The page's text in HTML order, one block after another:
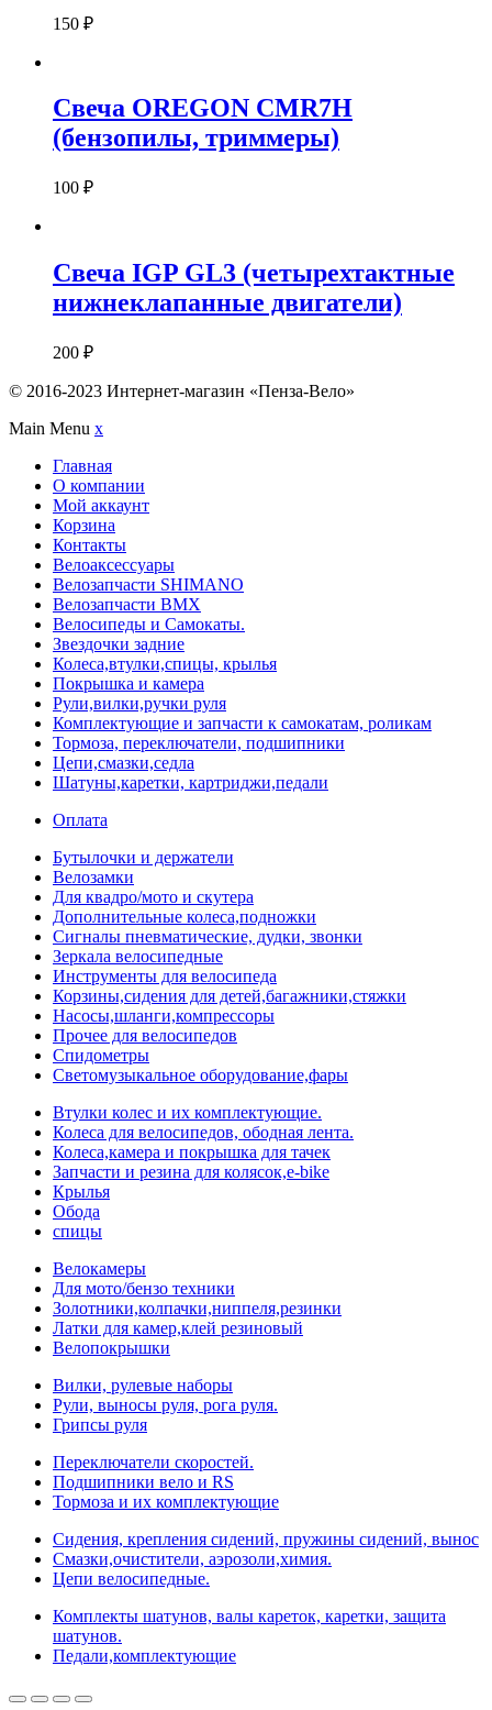
150 ₽
Свеча OREGON CMR7H
(бензопилы, триммеры)
100 ₽
Свеча IGP GL3 (четырехтактные
нижнеклапанные двигатели)
200 ₽
© 2016-2023 Интернет-магазин «Пенза-Вело»
Main Menu x
Главная
О компании
Мой аккаунт
Корзина
Контакты
Велоаксессуары
Велозапчасти SHIMANO
Велозапчасти BMX
Велосипеды и Самокаты.
Звездочки задние
Колеса,втулки,спицы, крылья
Покрышка и камера
Рули,вилки,ручки руля
Комплектующие и запчасти к самокатам, роликам
Тормоза, переключатели, подшипники
Цепи,смазки,седла
Шатуны,каретки, картриджи,педали
Оплата
Бутылочки и держатели
Велозамки
Для квадро/мото и скутера
Дополнительные колеса,подножки
Сигналы пневматические, дудки, звонки
Зеркала велосипедные
Инструменты для велосипеда
Корзины,сидения для детей,багажники,стяжки
Насосы,шланги,компрессоры
Прочее для велосипедов
Спидометры
Светомузыкальное оборудование,фары
Втулки колес и их комплектующие.
Колеса для велосипедов, ободная лента.
Колеса,камера и покрышка для тачек
Запчасти и резина для колясок,e-bike
Крылья
Обода
спицы
Велокамеры
Для мото/бензо техники
Золотники,колпачки,ниппеля,резинки
Латки для камер,клей резиновый
Велопокрышки
Вилки, рулевые наборы
Рули, выносы руля, рога руля.
Грипсы руля
Переключатели скоростей.
Подшипники вело и RS
Тормоза и их комплектующие
Сидения, крепления сидений, пружины сидений, вынос
Смазки,очистители, аэрозоли,химия.
Цепи велосипедные.
Комплекты шатунов, валы кареток, каретки, защита
шатунов.
Педали,комплектующие